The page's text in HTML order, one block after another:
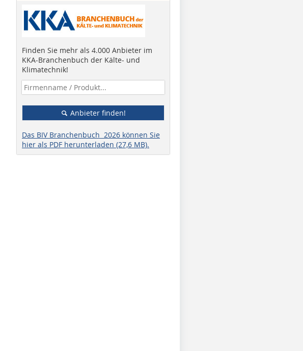
Finden Sie mehr als 4.000 Anbieter im
KKA-Branchenbuch der Kälte- und
Klimatechnik!
Anbieter finden!
Das BIV Branchenbuch 2026 können Sie
hier als PDF herunterladen (27,6 MB).